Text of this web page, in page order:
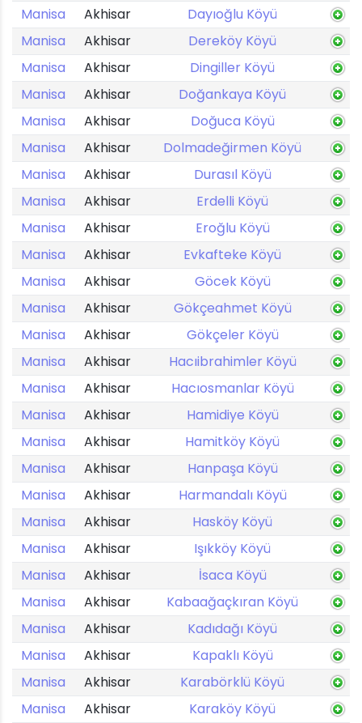
Manisa Akhisar
Dayıoğlu Köyü
Manisa
Akhisar
Dereköy Köyü
Manisa
Akhisar
Dingiller Köyü
Manisa
Akhisar
Doğankaya Köyü
Manisa
Akhisar
Doğuca Köyü
Manisa
Akhisar
Dolmadeğirmen Köyü
Manisa
Akhisar
Durasıl Köyü
Manisa
Akhisar
Erdelli Köyü
Manisa
Akhisar
Eroğlu Köyü
Manisa
Akhisar
Evkafteke Köyü
Manisa
Akhisar
Göcek Köyü
Manisa
Akhisar
Gökçeahmet Köyü
Manisa
Akhisar
Gökçeler Köyü
Manisa
Akhisar
Hacıibrahimler Köyü
Manisa
Akhisar
Hacıosmanlar Köyü
Manisa
Akhisar
Hamidiye Köyü
Manisa
Akhisar
Hamitköy Köyü
Manisa
Akhisar
Hanpaşa Köyü
Manisa
Akhisar
Harmandalı Köyü
Manisa
Akhisar
Hasköy Köyü
Manisa
Akhisar
Işıkköy Köyü
Manisa
Akhisar
İsaca Köyü
Manisa
Akhisar
Kabaağaçkıran Köyü
Manisa
Akhisar
Kadıdağı Köyü
Manisa
Akhisar
Kapaklı Köyü
Manisa
Akhisar
Karabörklü Köyü
Manisa
Akhisar
Karaköy Köyü